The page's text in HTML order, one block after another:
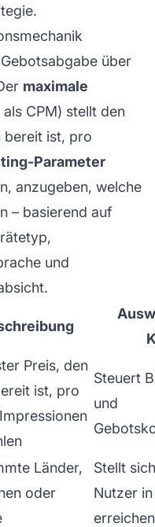
über
maximale
CPM) stellt den
bereit ist, pro
Parameter
anzugeben, welche
– basierend auf
und
Preis, den
ist, pro
Steuert
und
Länder,
oder
Stellt
Nutzer
erreichen